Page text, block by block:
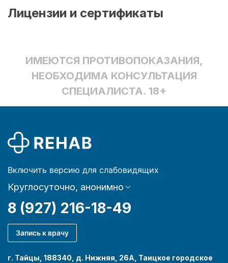
Лицензии и сертификаты
ИМЕЮТСЯ ПРОТИВОПОКАЗАНИЯ,
НЕОБХОДИМА КОНСУЛЬТАЦИЯ
СПЕЦИАЛИСТА. 18+
Включить версию для слабовидящих
Круглосуточно, анонимно
8 (927) 216-18-49
Запись к врачу
г. Тайцы, 188340, д. Нижняя, 26А, Таицкое городское